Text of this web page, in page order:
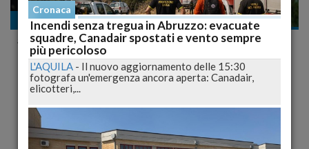
Cronaca dal mondo
#BenAffleck e #JenniferGarner Divorziano
Dopo 10 Anni Di Matrimonio! @BenAffleck
@JennAffleck
"Ci occuperemo insieme dei nostri figli!"
Cronaca
Incendi senza tregua in Abruzzo: evacuate
squadre, Canadair spostati e vento sempre
più pericoloso
L'AQUILA - Il nuovo aggiornamento delle 15:30
fotografa un'emergenza ancora aperta: Canadair,
elicotteri,...